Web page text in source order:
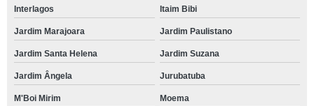
Interlagos Itaim Bibi
Jardim Marajoara Jardim Paulistano
Jardim Santa Helena Jardim Suzana
Jardim Ângela Jurubatuba
M'Boi Mirim Moema